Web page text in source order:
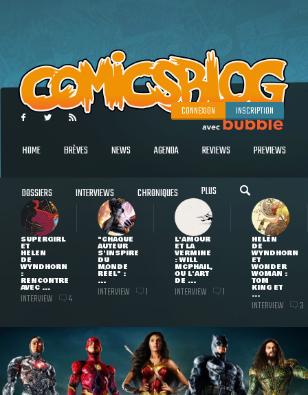
CONNEXION INSCRIPTION
HOME BRÈVES NEWS AGENDA REVIEWS PREVIEWS
DOSSIERS INTERVIEWS CHRONIQUES PLUS
SUPERGIRL
ET
HELEN
DE
WYNDHORN
:
RENCONTRE
AVEC ...
INTERVIEW 4
"CHAQUE
AUTEUR
S'INSPIRE
DU
MONDE
RÉEL" :
...
INTERVIEW 1
L'AMOUR
ET LA
VERMINE
: WILL
MCPHAIL,
OU L'ART
DE ...
INTERVIEW 1
HELEN
DE
WYNDHORN
ET
WONDER
WOMAN :
TOM
KING ET
...
INTERVIEW 3